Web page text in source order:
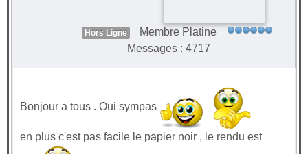
Hors Ligne
Membre Platine
Messages : 4717
Bonjour a tous . Oui sympas
en plus c'est pas facile le papier noir , le rendu est